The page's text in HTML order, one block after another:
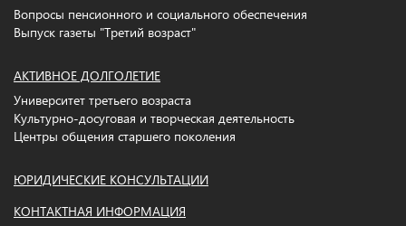
Вопросы пенсионного и социального обеспечения
Выпуск газеты "Третий возраст"
АКТИВНОЕ ДОЛГОЛЕТИЕ
Университет третьего возраста
Культурно-досуговая и творческая деятельность
Центры общения старшего поколения
ЮРИДИЧЕСКИЕ КОНСУЛЬТАЦИИ
КОНТАКТНАЯ ИНФОРМАЦИЯ